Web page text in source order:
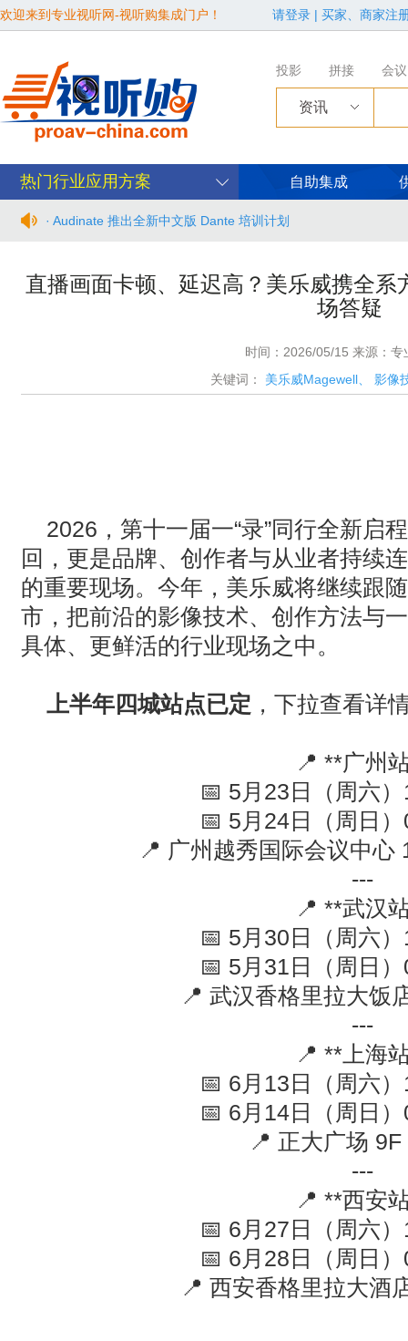
欢迎来到专业视听网-视听购集成门户！ 请登录 | 买家、商家注
投影 拼接 会议
资讯
热门行业应用方案 自助集成
· Audinate 推出全新中文版 Dante 培训计划
· 从“看见全貌”到“身心共感” | “壁彩京华”第三场展览在松下安恒
· 年度必赴约！9月15-17日，闻信第28届广告新科技上海秋交
· 面对不断升级的文旅亮化市场，你拿什么参与竞争？
直播画面卡顿、延迟高？美乐威携全系
场答疑
时间：2026/05/15 来源：专
关键词：
美乐威Magewell 影像
2026 ，第十一届一“录”同行全新启
回，更是品牌、创作者与从业者持续
的重要现场。今年，美乐威将继续跟
市，把前沿的影像技术、创作方法与
具体、更鲜活的行业现场之中。
上半年四城站点已定 ，下拉查看详
📍 **广州
📅 5 月 23 日（周六）
📅 5 月 24日（周日）
📍 广州越秀国际会议中心
---
📍 **武汉
📅 5 月 30 日（周六）
📅 5 月 31 日（周日）
📍 武汉香格里拉大饭
---
📍 ** 上海
📅 6 月 13 日（周六）
📅 6 月 14日（周日）
📍 正大广场 9F
---
📍 **西安
📅 6 月 27 日（周六）
📅 6 月 28 日（周日）
📍 西安香格里拉大酒